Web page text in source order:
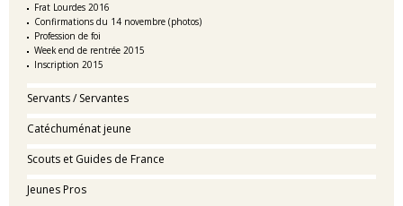
Frat Lourdes 2016
Confirmations du 14 novembre (photos)
Profession de foi
Week end de rentrée 2015
Inscription 2015
Servants / Servantes
Catéchuménat jeune
Scouts et Guides de France
Jeunes Pros